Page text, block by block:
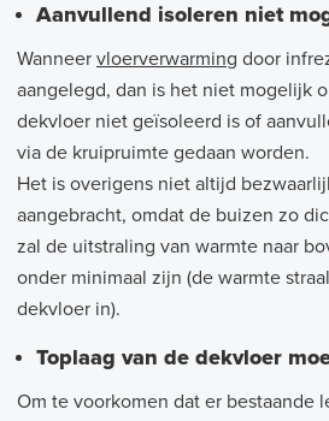
Aanvullend isoleren niet
Wanneer vloerverwarming door
aangelegd, dan is het niet mogelijk
dekvloer niet geïsoleerd is of
via de kruipruimte gedaan worden.
Het is overigens niet altijd
aangebracht, omdat de buizen zo
zal de uitstraling van warmte naar
onder minimaal zijn (de warmte
dekvloer in).
Toplaag van de dekvloer
Om te voorkomen dat er